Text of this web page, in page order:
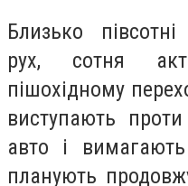
Близько
рух, сотня
пішохідному
виступають
авто і
планують